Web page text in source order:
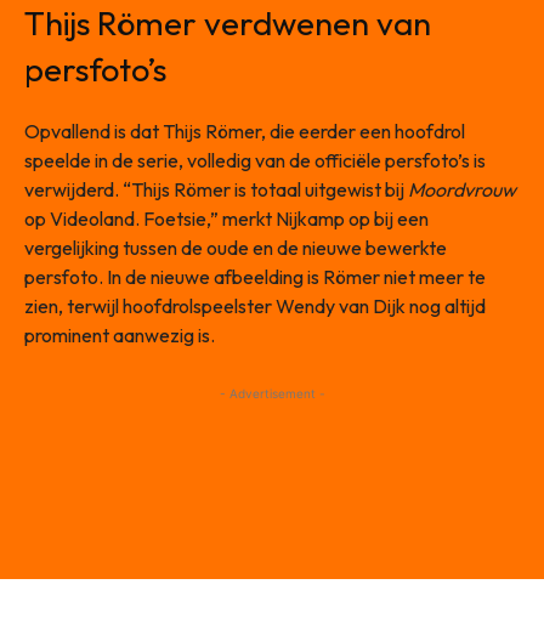
Thijs Römer verdwenen van
persfoto’s
Opvallend is dat Thijs Römer, die eerder een hoofdrol
speelde in de serie, volledig van de officiële persfoto’s is
verwijderd. “Thijs Römer is totaal uitgewist bij Moordvrouw
op Videoland. Foetsie,” merkt Nijkamp op bij een
vergelijking tussen de oude en de nieuwe bewerkte
persfoto. In de nieuwe afbeelding is Römer niet meer te
zien, terwijl hoofdrolspeelster Wendy van Dijk nog altijd
prominent aanwezig is.
- Advertisement -